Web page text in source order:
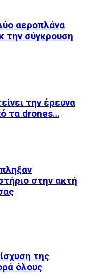
αεροπλάνα
την σύγκρουση
την έρευνα
τα drones…
στην ακτή
της
όλους